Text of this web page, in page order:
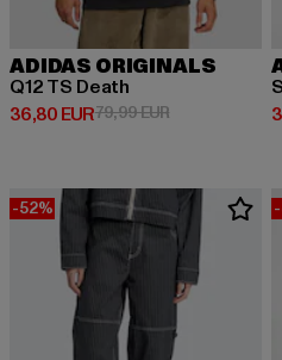
ADIDAS ORIGINALS
Q12 TS Death
36,80 EUR
Derzeitiger Preis: 36,80 EUR
79,99 EURAktionspreis:
-52%